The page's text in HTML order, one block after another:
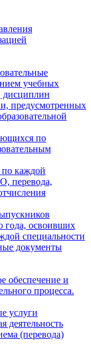
учебных
дисциплин
предусмотренных
по
по каждой
перевода,
года, освоивших
специальности
документы
обеспечение и
процесса.
услуги
деятельность
(перевода)